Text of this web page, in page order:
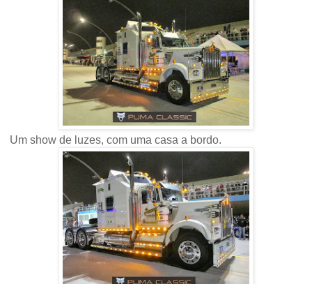
Um show de luzes, com uma casa a bordo.